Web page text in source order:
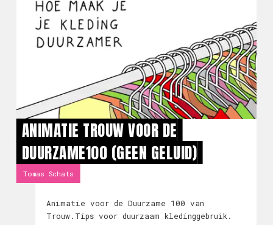
ANIMATIE TROUW VOOR DE
DUURZAME100 (GEEN GELUID)
Tomas Schats
Animatie voor de Duurzame 100 van
Trouw.Tips voor duurzaam kledinggebruik.